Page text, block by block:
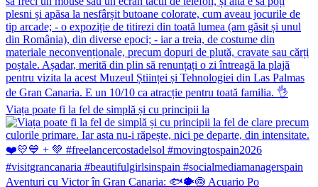
Viața poate fi la fel de simplă și cu principii la
Aventuri cu Victor în Gran Canaria: 🐟🐡🍥 Acuario Po